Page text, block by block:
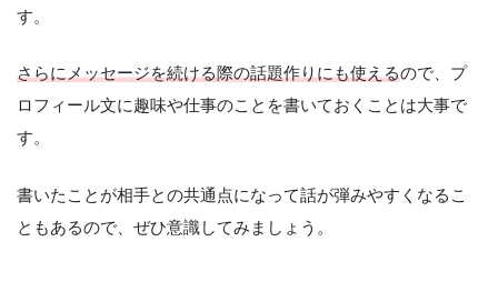
す。
さらにメッセージを続ける際の話題作りにも使えるので、プ
ロフィール文に趣味や仕事のことを書いておくことは大事で
す。
書いたことが相手との共通点になって話が弾みやすくなるこ
ともあるので、ぜひ意識してみましょう。